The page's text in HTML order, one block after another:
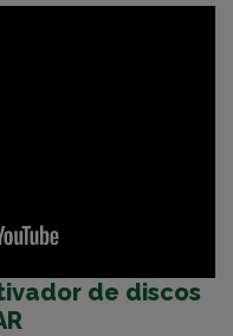
de discos